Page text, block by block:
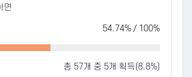
면
54.74% / 100%
총 57개 중 5개 획득(8.8%)